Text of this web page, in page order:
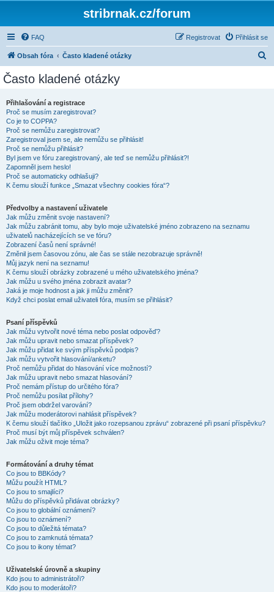
stribrnak.cz/forum
FAQ Přihlásit se
Registrovat
Obsah fóra Často kladené otázky
Často kladené otázky
Přihlašování a registrace
Proč se musím zaregistrovat?
Co je to COPPA?
Proč se nemůžu zaregistrovat?
Zaregistroval jsem se, ale nemůžu se přihlásit!
Proč se nemůžu přihlásit?
Byl jsem ve fóru zaregistrovaný, ale teď se nemůžu přihlásit?!
Zapomněl jsem heslo!
Proč se automaticky odhlašuji?
K čemu slouží funkce „Smazat všechny cookies fóra“?
Předvolby a nastavení uživatele
Jak můžu změnit svoje nastavení?
Jak můžu zabránit tomu, aby bylo moje uživatelské jméno zobrazeno na seznamu
uživatelů nacházejících se ve fóru?
Zobrazení časů není správné!
Změnil jsem časovou zónu, ale čas se stále nezobrazuje správně!
Můj jazyk není na seznamu!
K čemu slouží obrázky zobrazené u mého uživatelského jména?
Jak můžu u svého jména zobrazit avatar?
Jaká je moje hodnost a jak ji můžu změnit?
Když chci poslat email uživateli fóra, musím se přihlásit?
Psaní příspěvků
Jak můžu vytvořit nové téma nebo poslat odpověď?
Jak můžu upravit nebo smazat příspěvek?
Jak můžu přidat ke svým příspěvků podpis?
Jak můžu vytvořit hlasování/anketu?
Proč nemůžu přidat do hlasování více možností?
Jak můžu upravit nebo smazat hlasování?
Proč nemám přístup do určitého fóra?
Proč nemůžu posílat přílohy?
Proč jsem obdržel varování?
Jak můžu moderátorovi nahlásit příspěvek?
K čemu slouží tlačítko „Uložit jako rozepsanou zprávu“ zobrazené při psaní příspěvku?
Proč musí být můj příspěvek schválen?
Jak můžu oživit moje téma?
Formátování a druhy témat
Co jsou to BBKódy?
Můžu použít HTML?
Co jsou to smajlíci?
Můžu do příspěvků přidávat obrázky?
Co jsou to globální oznámení?
Co jsou to oznámení?
Co jsou to důležitá témata?
Co jsou to zamknutá témata?
Co jsou to ikony témat?
Uživatelské úrovně a skupiny
Kdo jsou to administrátoři?
Kdo jsou to moderátoři?